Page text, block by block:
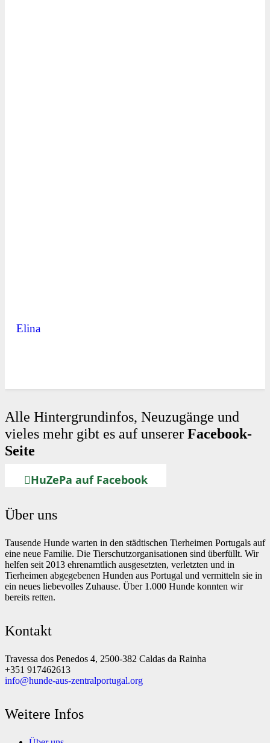
Elina
Alle Hintergrundinfos, Neuzugänge und
vieles mehr gibt es auf unserer Facebook-
Seite
HuZePa auf Facebook
Über uns
Tausende Hunde warten in den städtischen Tierheimen Portugals auf
eine neue Familie. Die Tierschutzorganisationen sind überfüllt. Wir
helfen seit 2013 ehrenamtlich ausgesetzten, verletzten und in
Tierheimen abgegebenen Hunden aus Portugal und vermitteln sie in
ein neues liebevolles Zuhause. Über 1.000 Hunde konnten wir
bereits retten.
Kontakt
Travessa dos Penedos 4, 2500-382 Caldas da Rainha
+351 917462613
info@hunde-aus-zentralportugal.org
Weitere Infos